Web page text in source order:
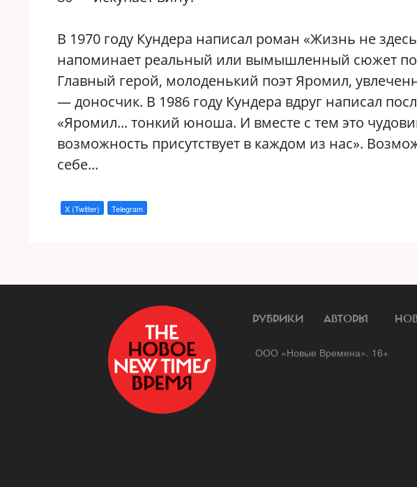
В 1970 году Кундера написал роман «Жизнь не
напоминает реальный или вымышленный сюжет
Главный герой, молоденький поэт Яромил,
— доносчик. В 1986 году Кундера вдруг написал
«Яромил... тонкий юноша. И вместе с тем это
возможность присутствует в каждом из нас».
себе...
X (Twitter) Telegram
РУБРИКИ АВТОРЫ
ООО «Новые Времена». 16+